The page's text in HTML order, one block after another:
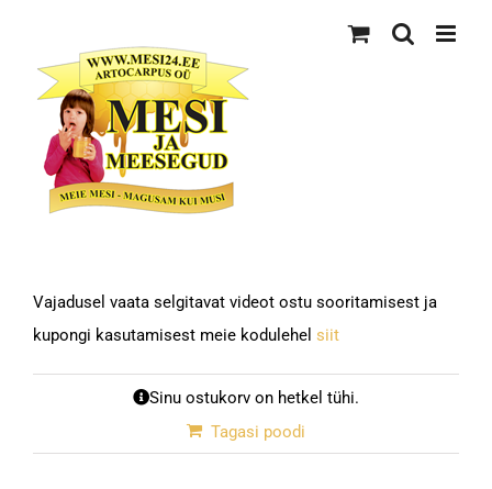
content
Vajadusel vaata selgitavat videot ostu sooritamisest ja
kupongi kasutamisest meie kodulehel siit
Sinu ostukorv on hetkel tühi.
Tagasi poodi